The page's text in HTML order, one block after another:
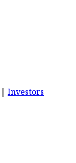
Investors